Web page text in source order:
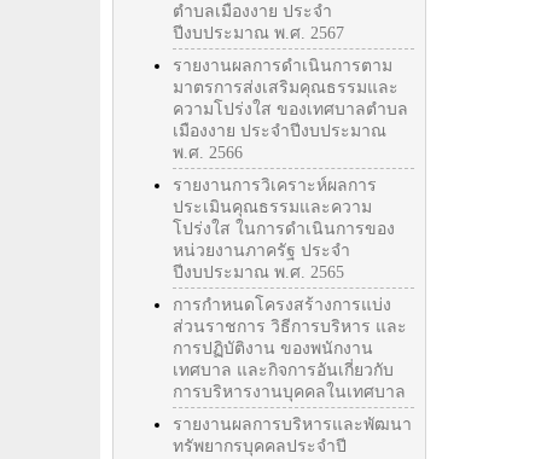
ตำบลเมืองงาย ประจำ
ปีงบประมาณ พ.ศ. 2567
รายงานผลการดำเนินการตาม
มาตรการส่งเสริมคุณธรรมและ
ความโปร่งใส ของเทศบาลตำบล
เมืองงาย ประจำปีงบประมาณ
พ.ศ. 2566
รายงานการวิเคราะห์ผลการ
ประเมินคุณธรรมและความ
โปร่งใส ในการดำเนินการของ
หน่วยงานภาครัฐ ประจำ
ปีงบประมาณ พ.ศ. 2565
การกำหนดโครงสร้างการแบ่ง
ส่วนราชการ วิธีการบริหาร และ
การปฏิบัติงาน ของพนักงาน
เทศบาล และกิจการอันเกี่ยวกับ
การบริหารงานบุคคลในเทศบาล
รายงานผลการบริหารและพัฒนา
ทรัพยากรบุคคลประจำปี